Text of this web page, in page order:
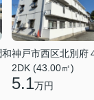
神戸市西区北別府
2DK (43.00㎡)
5.1万円